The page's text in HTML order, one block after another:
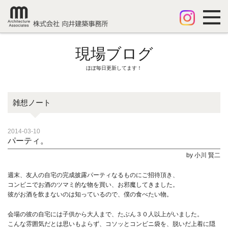
現場ブログ
ほぼ毎日更新してます！
雑想ノート
2014-03-10
パーティ。
by 小川 賢二
週末、友人の自宅の完成披露パーティなるものにご招待頂き、
コンビニでお酒のツマミ的な物を買い、お邪魔してきました。
彼がお酒を飲まないのは知っているので、僕の食べたい物。
会場の彼の自宅には子供から大人まで、たぶん３０人以上がいました。
こんな雰囲気だとは思いもよらず、コソッとコンビニ袋を、脱いだ上着に隠